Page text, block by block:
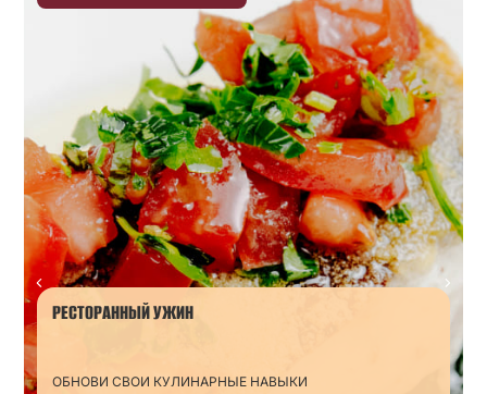
РЕСТОРАННЫЙ УЖИН
ОБНОВИ СВОИ КУЛИНАРНЫЕ НАВЫКИ